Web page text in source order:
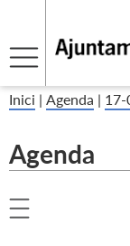
Inici | Agenda | 17-
Agenda